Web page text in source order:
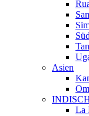
Asien
La